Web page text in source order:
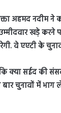
अहमद नदीम ने
खड़े
वे एएटी के
क्या सईद की
चुनावों में भाग